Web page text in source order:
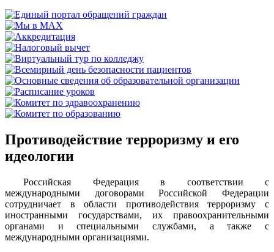
Противодействие терроризму и его
идеологии
Российская Федерация в соответствии с
международными договорами Российской Федерации
сотрудничает в области противодействия терроризму с
иностранными государствами, их правоохранительными
органами и специальными службами, а также с
международными организациями.